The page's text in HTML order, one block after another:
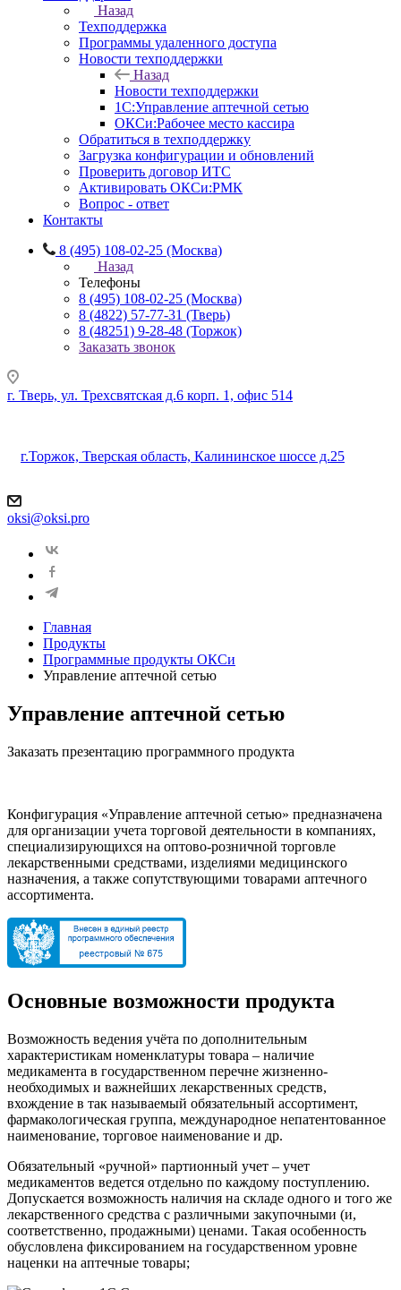
Назад
Техподдержка
Программы удаленного доступа
Новости техподдержки
Назад
Новости техподдержки
1С:Управление аптечной сетью
ОКСи:Рабочее место кассира
Обратиться в техподдержку
Загрузка конфигурации и обновлений
Проверить договор ИТС
Активировать ОКСи:РМК
Вопрос - ответ
Контакты
8 (495) 108-02-25 (Москва)
Назад
Телефоны
8 (495) 108-02-25 (Москва)
8 (4822) 57-77-31 (Тверь)
8 (48251) 9-28-48 (Торжок)
Заказать звонок
г. Тверь, ул. Трехсвятская д.6 корп. 1, офис 514
г.Торжок, Тверская область, Калининское шоссе д.25
oksi@oksi.pro
Главная
Продукты
Программные продукты ОКСи
Управление аптечной сетью
Управление аптечной сетью
Заказать презентацию программного продукта
Конфигурация «Управление аптечной сетью» предназначена
для организации учета торговой деятельности в компаниях,
специализирующихся на оптово-розничной торговле
лекарственными средствами, изделиями медицинского
назначения, а также сопутствующими товарами аптечного
ассортимента.
Основные возможности продукта
Возможность ведения учёта по дополнительным
характеристикам номенклатуры товара – наличие
медикамента в государственном перечне жизненно-
необходимых и важнейших лекарственных средств,
вхождение в так называемый обязательный ассортимент,
фармакологическая группа, международное непатентованное
наименование, торговое наименование и др.
Обязательный «ручной» партионный учет – учет
медикаментов ведется отдельно по каждому поступлению.
Допускается возможность наличия на складе одного и того же
лекарственного средства с различными закупочными (и,
соответственно, продажными) ценами. Такая особенность
обусловлена фиксированием на государственном уровне
наценки на аптечные товары;